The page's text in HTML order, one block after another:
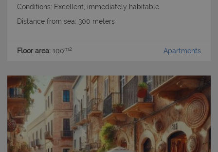
Conditions: Excellent, immediately habitable
Distance from sea: 300 meters
Floor area: 100m2 Apartments